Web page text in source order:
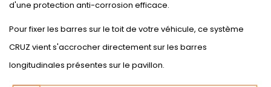
d'une protection anti-corrosion efficace.
Pour fixer les barres sur le toit de votre véhicule, ce système
CRUZ vient s'accrocher directement sur les barres
longitudinales présentes sur le pavillon.